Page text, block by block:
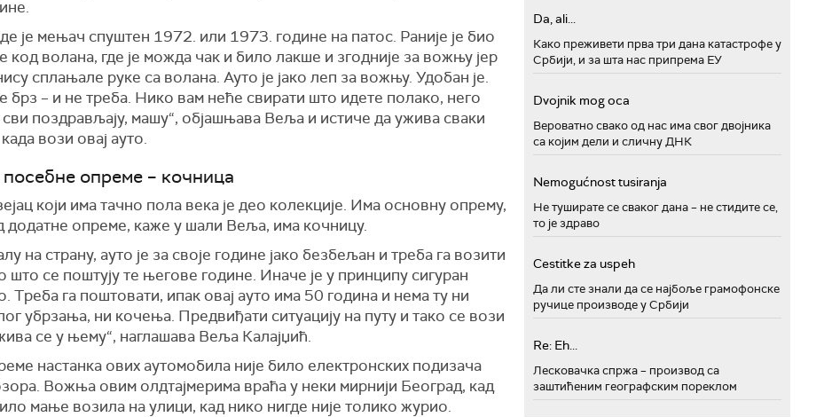
.
је мењач спуштен 1972. или 1973. године на патос. Раније је био
код волана, где је можда чак и било лакше и згодније за вожњу јер
у сплањале руке са волана. Ауто је јако леп за вожњу. Удобан је.
брз – и не треба. Нико вам неће свирати што идете полако, него
сви поздрављају, машу“, објашњава Веља и истиче даужива сваки
а вози овај ауто.
опреме – кочница
ац који има тачно пола века је део колекције. Има основну опрему,
додатне опреме, каже у шали Веља, има кочницу.
на страну, ауто је за своје године јако безбељан и треба га возити
што се поштују те његове године. Иначе је у принципу сигуран
Треба га поштовати, ипак овај ауто има 50 година и нема ту ни
огубрзања, ни кочења. Предвиђати ситуацију на путу и тако се вози
се у њему“, наглашава Веља Калајџић.
настанка ових аутомобила није било електронских подизача
а. Вожња овим олдтајмерима враћа у неки мирнији Београд, кад
мање возила на улици, кад нико нигде није толико журио.
Da, ali...
Како преживети прва три дана катастрофе у
Србији, и за шта нас припрема ЕУ
Dvojnik mog oca
Вероватно свако од нас има свог двојника
са којим дели и сличну ДНК
Nemogućnost tusiranja
Не туширате се сваког дана – не стидите се,
то је здраво
Cestitke za uspeh
Да ли сте знали да се најбоље грамофонске
ручице производе у Србији
Re: Eh...
Лесковачка спржа – производ са
заштићеним географским пореклом